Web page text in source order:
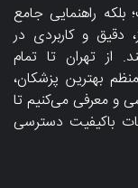
راهنمایی جامع
دقیق و کاربردی در
از تهران تا تمام
بهترین پزشکان،
و معرفی می‌کنیم تا
باکیفیت دسترسی